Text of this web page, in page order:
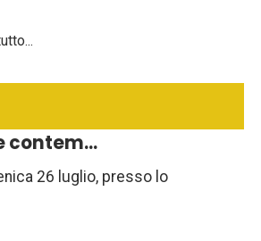
contem...
26 luglio, presso lo